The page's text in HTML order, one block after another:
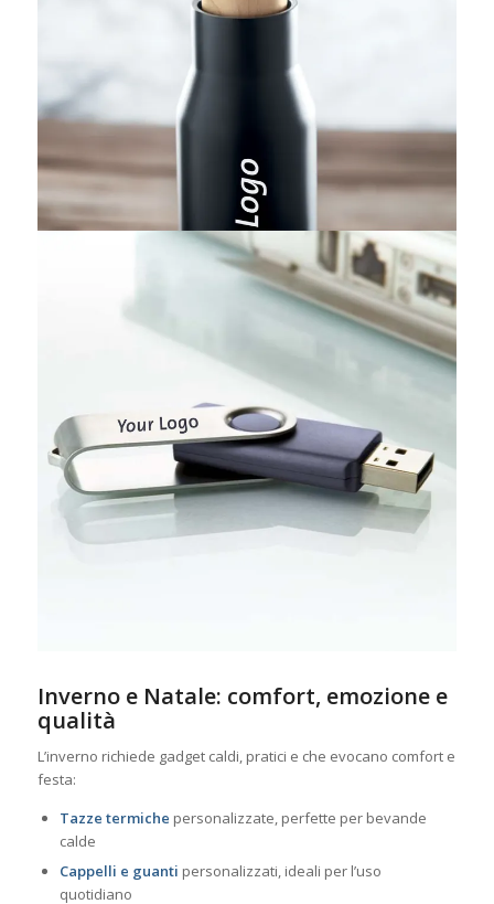
Inverno e Natale: comfort, emozione e
qualità
L’inverno richiede gadget caldi, pratici e che evocano comfort e
festa:
Tazze termiche personalizzate, perfette per bevande
calde
Cappelli e guanti personalizzati, ideali per l’uso
quotidiano